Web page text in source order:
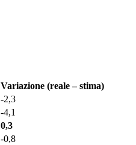
Variazione (reale – stima)
-2,3
-4,1
0,3
-0,8